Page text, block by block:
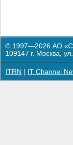
© 1997—2026 АО
109147 г. Москва,
ITRN IT Channel